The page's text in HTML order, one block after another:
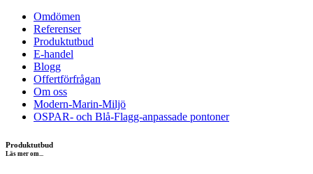
Omdömen
Referenser
Produktutbud
E-handel
Blogg
Offertförfrågan
Om oss
Modern-Marin-Miljö
OSPAR- och Blå-Flagg-anpassade pontoner
Produktutbud
Läs mer om...